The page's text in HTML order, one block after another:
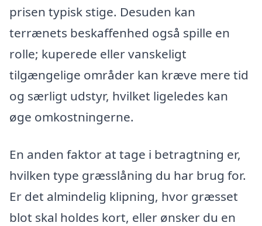
prisen typisk stige. Desuden kan
terrænets beskaffenhed også spille en
rolle; kuperede eller vanskeligt
tilgængelige områder kan kræve mere tid
og særligt udstyr, hvilket ligeledes kan
øge omkostningerne.
En anden faktor at tage i betragtning er,
hvilken type græsslåning du har brug for.
Er det almindelig klipning, hvor græsset
blot skal holdes kort, eller ønsker du en